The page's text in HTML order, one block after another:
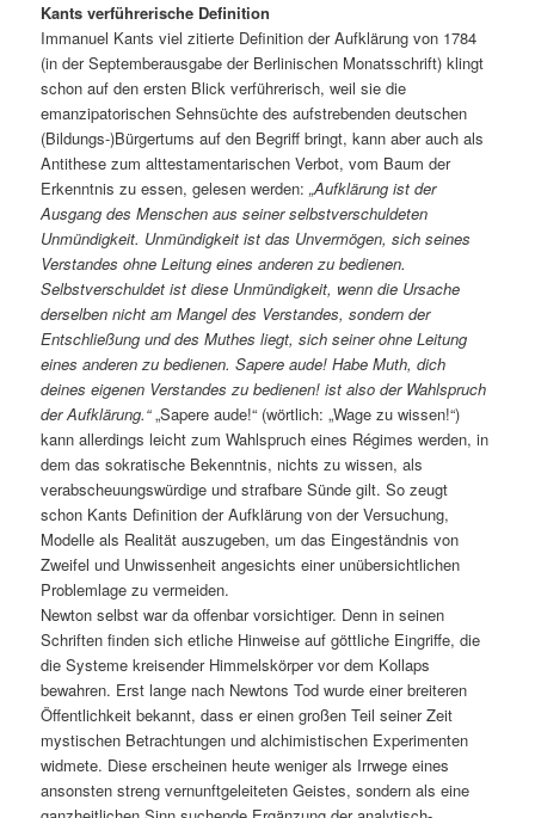
Kants verführerische Definition
Immanuel Kants viel zitierte Definition der Aufklärung von 1784
(in der Septemberausgabe der Berlinischen Monatsschrift) klingt
schon auf den ersten Blick verführerisch, weil sie die
emanzipatorischen Sehnsüchte des aufstrebenden deutschen
(Bildungs-)Bürgertums auf den Begriff bringt, kann aber auch als
Antithese zum alttestamentarischen Verbot, vom Baum der
Erkenntnis zu essen, gelesen werden:„Aufklärung ist der
Ausgang des Menschen aus seiner selbstverschuldeten
Unmündigkeit. Unmündigkeit ist das Unvermögen, sich seines
Verstandes ohne Leitung eines anderen zu bedienen.
Selbstverschuldet ist diese Unmündigkeit, wenn die Ursache
derselben nicht am Mangel des Verstandes, sondern der
Entschließung und des Muthes liegt, sich seiner ohne Leitung
eines anderen zu bedienen. Sapere aude! Habe Muth, dich
deines eigenen Verstandes zu bedienen! ist also der Wahlspruch
der Aufklärung.“„Sapere aude!“ (wörtlich: „Wage zu wissen!“)
kann allerdings leicht zum Wahlspruch eines Régimes werden, in
dem das sokratische Bekenntnis, nichts zu wissen, als
verabscheuungswürdige und strafbare Sünde gilt. So zeugt
schon Kants Definition der Aufklärung von der Versuchung,
Modelle als Realität auszugeben, um das Eingeständnis von
Zweifel und Unwissenheit angesichts einer unübersichtlichen
Problemlage zu vermeiden.
Newton selbst war da offenbar vorsichtiger. Denn in seinen
Schriften finden sich etliche Hinweise auf göttliche Eingriffe, die
die Systeme kreisender Himmelskörper vor dem Kollaps
bewahren. Erst lange nach Newtons Tod wurde einer breiteren
Öffentlichkeit bekannt, dass er einen großen Teil seiner Zeit
mystischen Betrachtungen und alchimistischen Experimenten
widmete. Diese erscheinen heute weniger als Irrwege eines
ansonsten streng vernunftgeleiteten Geistes, sondern als eine